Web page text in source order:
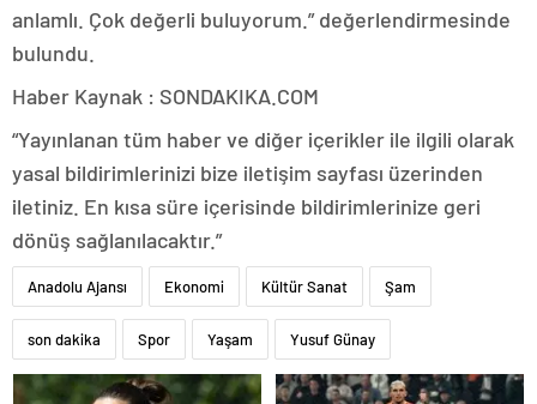
anlamlı. Çok değerli buluyorum.” değerlendirmesinde
bulundu.
Haber Kaynak : SONDAKIKA.COM
“Yayınlanan tüm haber ve diğer içerikler ile ilgili olarak
yasal bildirimlerinizi bize iletişim sayfası üzerinden
iletiniz. En kısa süre içerisinde bildirimlerinize geri
dönüş sağlanılacaktır.”
Anadolu Ajansı Ekonomi Kültür Sanat Şam
son dakika Spor Yaşam Yusuf Günay